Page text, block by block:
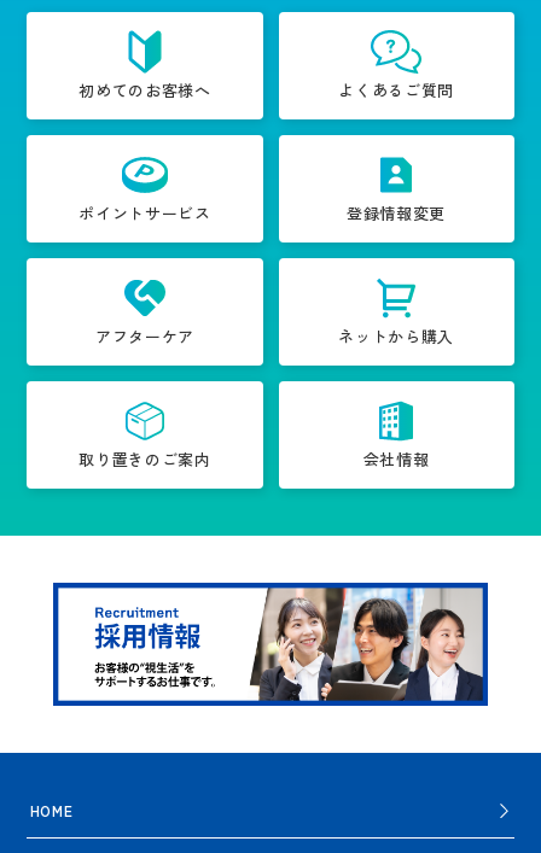
初めてのお客様へ よくあるご質問
ポイントサービス 登録情報変更
アフターケア ネットから購入
取り置きのご案内 会社情報
HOME